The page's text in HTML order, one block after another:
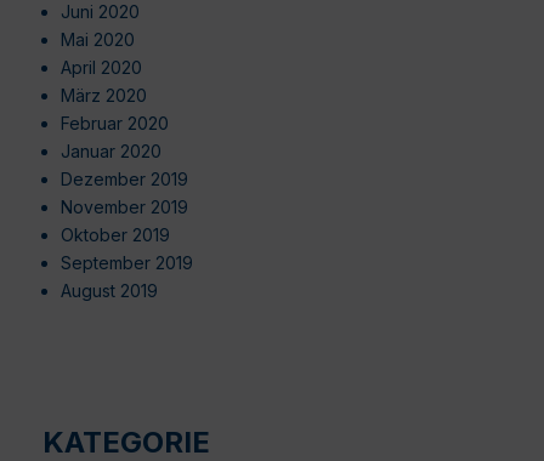
Juni 2020
Mai 2020
April 2020
März 2020
Februar 2020
Januar 2020
Dezember 2019
November 2019
Oktober 2019
September 2019
August 2019
KATEGORIE